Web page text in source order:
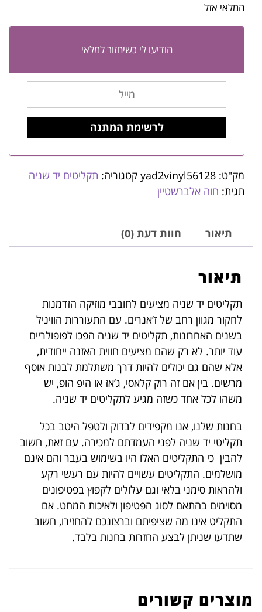
המלאי אזל
הודיעו לי כשיחזור למלאי
מק"ט: yad2vinyl56128 קטגוריה: תקליטים יד שניה
תגית: חוה אלברשטיין
תיאור חוות דעת (0)
תיאור
תקליטים יד שניה מציעים לחובבי מוזיקה הזדמנות
לחקור מגוון רחב של ז’אנרים. עם התעוררות הוויניל
בשנים האחרונות, תקליטים יד שניה הפכו לפופולריים
עוד יותר. לא רק שהם מציעים חווית האזנה ייחודית,
אלא שהם גם יכולים להיות דרך משתלמת לבנות אוסף
מרשים. בין אם זה רוק קלאסי, ג’אז או היפ הופ, יש
משהו לכל אחד כשזה מגיע לתקליטים יד שניה.
בחנות שלנו, אנו מקפידים לבדוק ולטפל היטב בכל
תקליטי יד שניה לפני העמדתם למכירה. עם זאת, חשוב
להבין כי התקליטים האלו היו בשימוש בעבר והם אינם
מושלמים. התקליטים עשויים להיות עם רעשי רקע
ולהראות סימני בלאי וגם עלולים לקפוץ בפטיפונים
מסוימים בהתאם לסוג הפטיפון ולאיכות המחט. אם
התקליט אינו מה שציפיתם וברצונכם להחזירו, חשוב
שתדעו שניתן לבצע החזרות בחנות בלבד.
מוצרים קשורים